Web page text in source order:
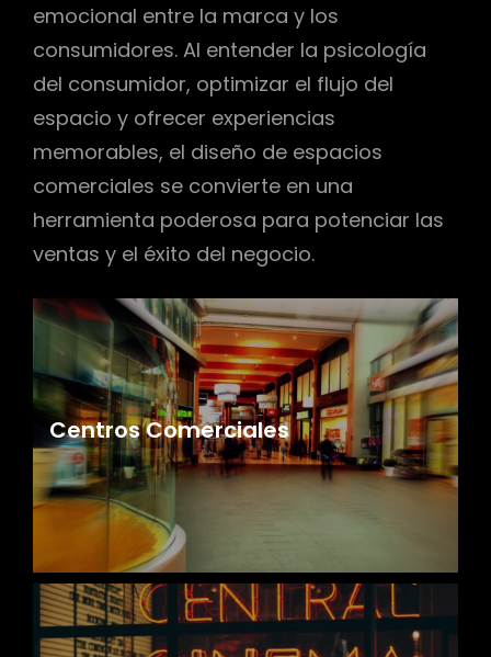
emocional entre la marca y los
consumidores. Al entender la psicología
del consumidor, optimizar el flujo del
espacio y ofrecer experiencias
memorables, el diseño de espacios
comerciales se convierte en una
herramienta poderosa para potenciar las
ventas y el éxito del negocio.
Centros Comerciales